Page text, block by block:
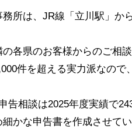
所は、JR線「立川駅」か
各県のお客様からのご相
件を超える実力派なので
告相談は2025年度実績で
かな申告書を作成させてい